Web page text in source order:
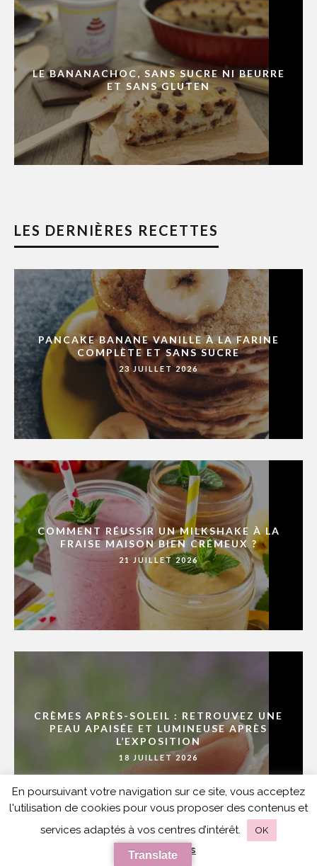
LE BANANACHOC, SANS SUCRE NI BEURRE
ET SANS GLUTEN
LES DERNIÈRES RECETTES
PANCAKE BANANE VANILLE À LA FARINE
COMPLÈTE ET SANS SUCRE
23 JUILLET 2026
COMMENT RÉUSSIR UN MILKSHAKE À LA
FRAISE MAISON BIEN CRÉMEUX ?
21 JUILLET 2026
CRÈMES APRÈS-SOLEIL : RETROUVEZ UNE
PEAU APAISÉE ET LUMINEUSE APRÈS
L’EXPOSITION
18 JUILLET 2026
En poursuivant votre navigation sur ce site, vous acceptez
l'utilisation de cookies pour vous proposer des contenus et
services adaptés à vos centres d’intérêt.
OK
en savoir plus
Translate